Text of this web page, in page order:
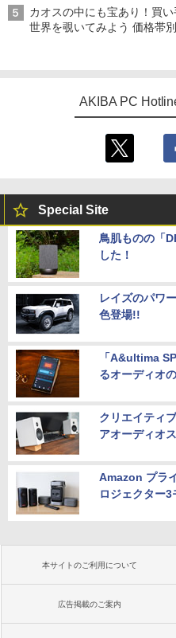
カオスの中にも宝あり！買
世界を覗いてみよう 価格帯
AKIBA PC
Special Site
鳥肌ものの「
した！
レイズのパワ
色登場!!
「A&ultima
るオーディオ
クリエイティ
アオーディオ
Amazon プラ
ロジェクター
本サイトのご利用について
広告掲載のご案内